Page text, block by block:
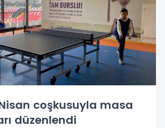
coşkusuyla masa
düzenlendi